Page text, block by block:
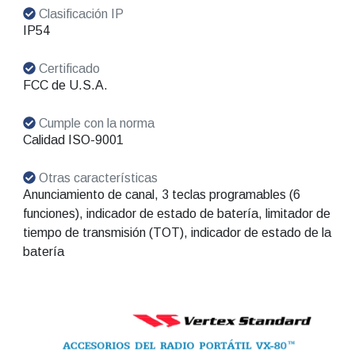
Clasificación IP
IP54
Certificado
FCC de U.S.A.
Cumple con la norma
Calidad ISO-9001
Otras características
Anunciamiento de canal, 3 teclas programables (6
funciones), indicador de estado de batería, limitador de
tiempo de transmisión (TOT), indicador de estado de la
batería